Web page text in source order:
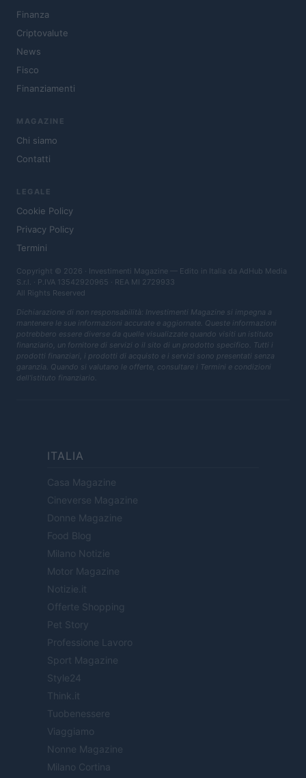
Finanza
Criptovalute
News
Fisco
Finanziamenti
MAGAZINE
Chi siamo
Contatti
LEGALE
Cookie Policy
Privacy Policy
Termini
Copyright © 2026 · Investimenti Magazine — Edito in Italia da AdHub Media
S.r.l. · P.IVA 13542920965 · REA MI 2729933
All Rights Reserved
Dichiarazione di non responsabilità: Investimenti Magazine si impegna a
mantenere le sue informazioni accurate e aggiornate. Queste informazioni
potrebbero essere diverse da quelle visualizzate quando visiti un istituto
finanziario, un fornitore di servizi o il sito di un prodotto specifico. Tutti i
prodotti finanziari, i prodotti di acquisto e i servizi sono presentati senza
garanzia. Quando si valutano le offerte, consultare i Termini e condizioni
dell'istituto finanziario.
ITALIA
Casa Magazine
Cineverse Magazine
Donne Magazine
Food Blog
Milano Notizie
Motor Magazine
Notizie.it
Offerte Shopping
Pet Story
Professione Lavoro
Sport Magazine
Style24
Think.it
Tuobenessere
Viaggiamo
Nonne Magazine
Milano Cortina